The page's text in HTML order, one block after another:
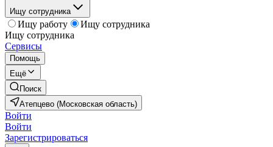
Ищу сотрудника
Ищу работу
Ищу сотрудника
Ищу сотрудника
Сервисы
Помощь
Ещё
Поиск
Атепцево (Московская область)
Войти
Войти
Зарегистрироваться